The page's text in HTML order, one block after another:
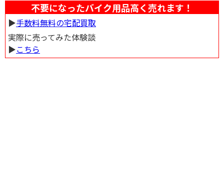
の歴史を持つ温泉地として知られており、日帰り入浴も可能です。 道の駅 あ
がの 住所：〒959-1923 新潟県阿賀野市安田字飯田2038-1 電話番号：0250-6
8-7736
不要になったバイク用品高く売れます！
▶︎手数料無料の宅配買取
実際に売ってみた体験談
▶︎こちら